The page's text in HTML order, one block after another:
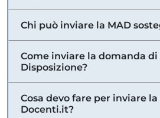
Chi può inviare la MAD
Come inviare la domanda di
Disposizione?
Cosa devo fare per inviare la
Docenti.it?